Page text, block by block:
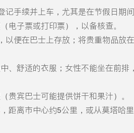
记手续并上车，尤其是在节假日期
电子票或打印票），以备核查。
以便在巴士上存放；将贵重物品放
、舒适的衣服；女性不能坐在前
贵宾巴士可能提供饼干和果汁）。
，距离市中心约5公里，或从莫塔哈